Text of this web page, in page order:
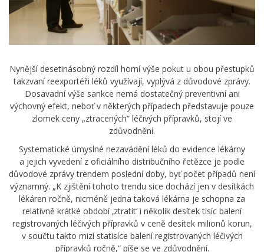
Nynější desetinásobný rozdíl horní výše pokut u obou přestupků
takzvaní reexportéři léků využívají, vyplývá z důvodové zprávy.
Dosavadní výše sankce nemá dostatečný preventivní ani
výchovný efekt, neboť v některých případech představuje pouze
zlomek ceny „ztracených“ léčivých přípravků, stojí ve
zdůvodnění.
Systematické úmyslné nezavádění léků do evidence lékárny
a jejich vyvedení z oficiálního distribučního řetězce je podle
důvodové zprávy trendem poslední doby, byť počet případů není
významný. „K zjištění tohoto trendu sice dochází jen v desítkách
lékáren ročně, nicméně jedna taková lékárna je schopna za
relativně krátké období ‚ztratit‘ i několik desítek tisíc balení
registrovaných léčivých přípravků v ceně desítek milionů korun,
v součtu takto mizí statisíce balení registrovaných léčivých
přípravků ročně,“ píše se ve zdůvodnění.